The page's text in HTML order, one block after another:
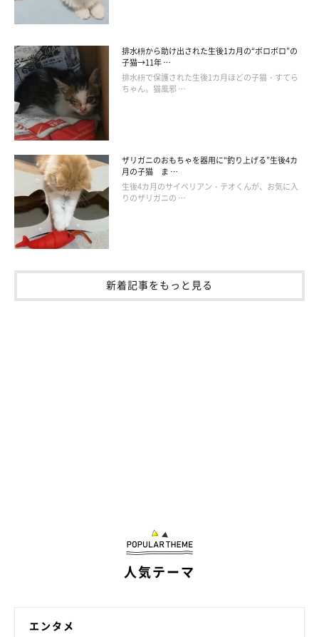
排水枡から助け出された生後1カ月の“ボロボロ”の
子猫→11年 …
排水枡で保護された生後1カ月ほどの子猫・すてら
ちゃん。猫風邪 …
ザリガニのおもちゃを器用に“釣り上げる”生後4カ
月の子猫 ま …
生後4カ月のサイベリアン・テオくんが、お気に入
りのザリガニの …
新着記事をもっと見る
人気テーマ
エンタメ